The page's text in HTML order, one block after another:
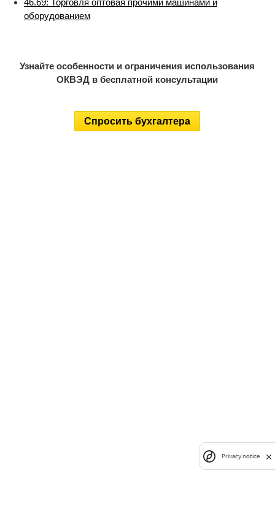
46.69: Торговля оптовая прочими машинами и
оборудованием
Узнайте особенности и ограничения использования
ОКВЭД в бесплатной консультации
Спросить бухгалтера
Privacy notice